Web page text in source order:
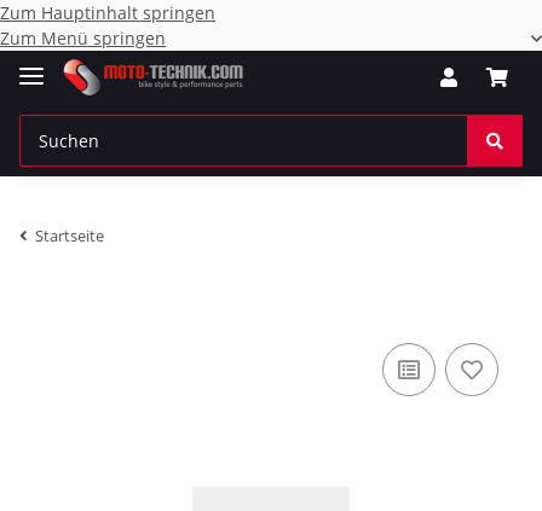
Zum Hauptinhalt springen
Zum Menü springen
Startseite